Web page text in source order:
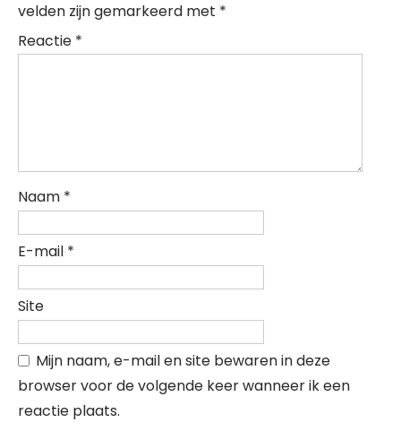
velden zijn gemarkeerd met *
Reactie *
Naam *
E-mail *
Site
Mijn naam, e-mail en site bewaren in deze
browser voor de volgende keer wanneer ik een
reactie plaats.